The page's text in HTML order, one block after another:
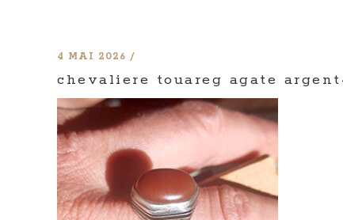
4 MAI 2026
chevaliere touareg agate